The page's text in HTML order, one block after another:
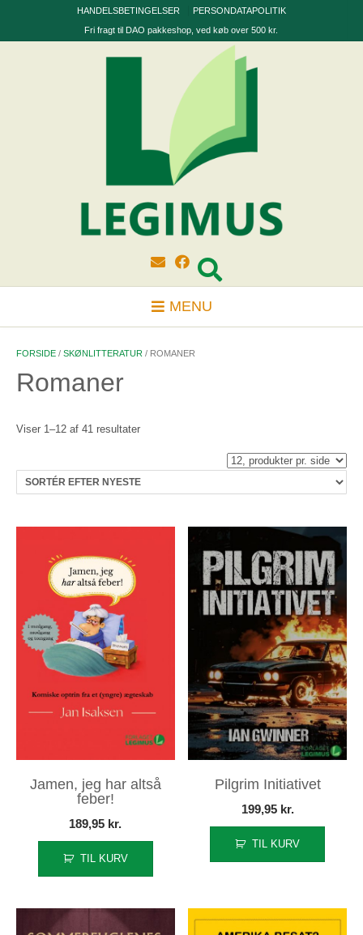
HANDELSBETINGELSER
PERSONDATAPOLITIK
Fri fragt til DAO pakkeshop, ved køb over 500 kr.
MENU
FORSIDE / SKØNLITTERATUR / ROMANER
Romaner
Viser 1–12 af 41 resultaterSorteret
Jamen, jeg har altså
feber!
189,95 kr.
TIL KURV
Pilgrim Initiativet
199,95 kr.
TIL KURV